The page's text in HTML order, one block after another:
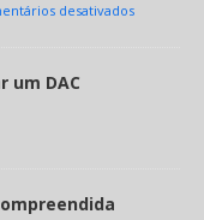
desativados
um DAC